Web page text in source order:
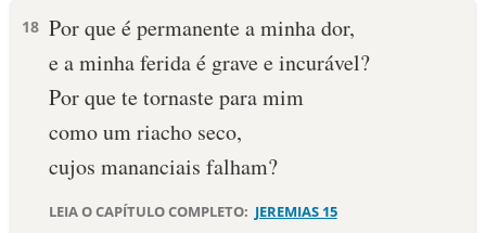
PALAVRA DO DIA
DEVOCIONAL DIÁRIO
18 Por que é permanente a minha dor,
e a minha ferida é grave e incurável?
Por que te tornaste para mim
como um riacho seco,
cujos mananciais falham?
LEIA O CAPÍTULO COMPLETO: JEREMIAS 15